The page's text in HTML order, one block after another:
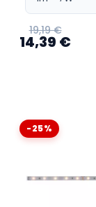
19,19 €
14,39 €
-25%